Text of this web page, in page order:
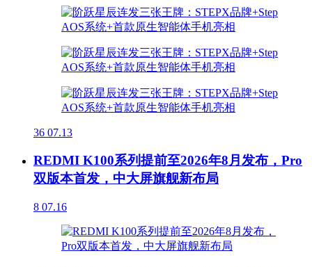
36 07.13
REDMI K100系列提前至2026年8月发布，Pro
双版本首发，中大屏旗舰新布局
8 07.16